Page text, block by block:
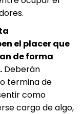
el placer que
de forma
Deberán
termina de
como
cargo de algo,